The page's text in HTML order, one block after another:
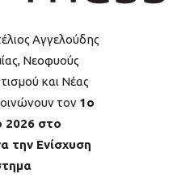
Αγγελούδης
Νεοφυούς
και Νέας
τον 1ο
2026 στο
την Ενίσχυση